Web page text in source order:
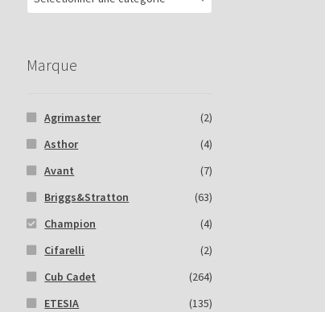
Marque
Agrimaster
(2)
Asthor
(4)
Avant
(7)
Briggs&Stratton
(63)
Champion
(4)
Cifarelli
(2)
Cub Cadet
(264)
ETESIA
(135)